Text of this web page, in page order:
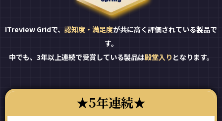
ITreview Gridで、 認知度・満足度が共に高く評価されている製品で
す。
中でも、3年以上連続で受賞している製品は殿堂入り となります。
5年連続